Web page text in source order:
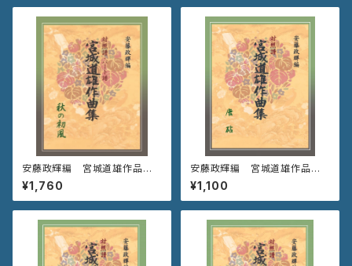
安藤政輝編 宮城道雄作品集
《秋の初風》
¥1,760
安藤政輝編 宮城道雄作品集
《唐 砧》
¥1,100